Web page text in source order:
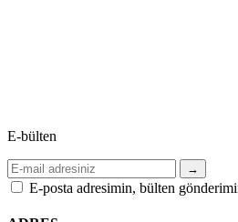
E-bülten
→
E-posta adresimin, bülten